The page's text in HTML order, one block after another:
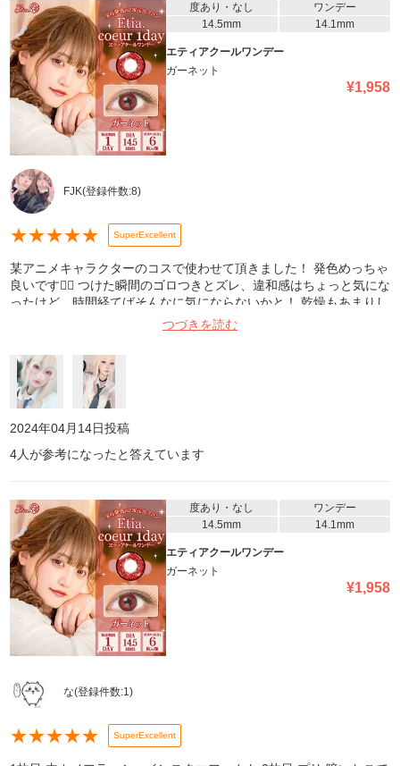
度あり・なし
ワンデー
14.5mm
14.1mm
エティアクールワンデー
ガーネット
¥1,958
FJK(登録件数:8)
★★★★★ SuperExcellent
某アニメキャラクターのコスで使わせて頂きました！ 発色めっちゃ
良いです🙆‍♀️ つけた瞬間のゴロつきとズレ、違和感はちょっと気にな
ったけど、時間経てばそんなに気にならないかと！ 乾燥もあまりし
つづきを読む
2024年04月14日投稿
4人が参考になったと答えています
度あり・なし
ワンデー
14.5mm
14.1mm
エティアクールワンデー
ガーネット
¥1,958
な(登録件数:1)
★★★★★ SuperExcellent